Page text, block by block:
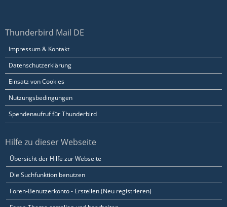
Thunderbird Mail DE
Impressum & Kontakt
Datenschutzerklärung
Einsatz von Cookies
Nutzungsbedingungen
Spendenaufruf für Thunderbird
Hilfe zu dieser Webseite
Übersicht der Hilfe zur Webseite
Die Suchfunktion benutzen
Foren-Benutzerkonto - Erstellen (Neu registrieren)